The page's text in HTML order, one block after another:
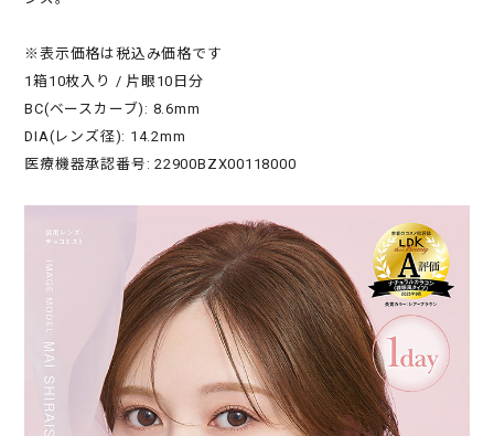
※表示価格は税込み価格です
1箱10枚入り / 片眼10日分
BC(ベースカーブ): 8.6mm
DIA(レンズ径): 14.2mm
医療機器承認番号: 22900BZX00118000